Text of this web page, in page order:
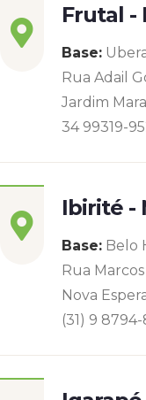
Frutal -
Base:
Rua Adail
Jardim
34 99319-
Ibirité -
Base: Belo
Rua
Nova
(31) 9